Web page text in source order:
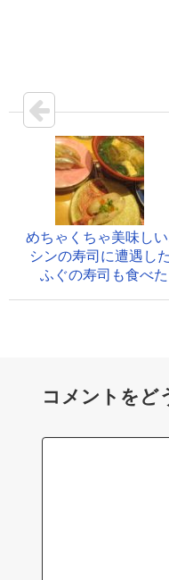
めちゃくちゃ美味しい
シンの寿司に遭遇し
ふぐの寿司も食べた
コメントをど